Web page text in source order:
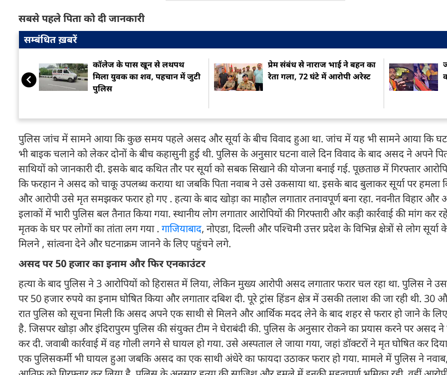
सबसे पहले पिता को दी जानकारी
सम्बंधित ख़बरें
कॉलेज के पास खून से लथपथ
मिला युवक का शव, पहचान में जुटी
पुलिस
प्रेम संबंध से नाराज भाई ने बहन का
रेता गला, 72 घंटे में आरोपी अरेस्ट
पुलिस जांच में सामने आया कि कुछ समय पहले असद और सूर्या के बीच विवाद हुआ था. जांच में यह भी सामने आया कि
भी बाइक चलाने को लेकर दोनों के बीच कहासुनी हुई थी. पुलिस के अनुसार घटना वाले दिन विवाद के बाद असद ने अपने
साथियों को जानकारी दी. इसके बाद कथित तौर पर सूर्या को सबक सिखाने की योजना बनाई गई. पूछताछ में गिरफ्तार
कि फरहान ने असद को चाकू उपलब्ध कराया था जबकि पिता नवाब ने उसे उकसाया था. इसके बाद बुलाकर सूर्या पर हमला
और आरोपी उसे मृत समझकर फरार हो गए . हत्या के बाद खोड़ा का माहौल लगातार तनावपूर्ण बना रहा. नवनीत विहार
इलाकों में भारी पुलिस बल तैनात किया गया. स्थानीय लोग लगातार आरोपियों की गिरफ्तारी और कड़ी कार्रवाई की मांग कर
मृतक के घर पर लोगों का तांता लग गया . गाजियाबाद, नोएडा, दिल्ली और पश्चिमी उत्तर प्रदेश के विभिन्न क्षेत्रों से लोग सूर्या
मिलने , सांत्वना देने और घटनाक्रम जानने के लिए पहुंचने लगे.
असद पर 50 हजार का इनाम और फिर एनकाउंटर
हत्या के बाद पुलिस ने 3 आरोपियों को हिरासत में लिया, लेकिन मुख्य आरोपी असद लगातार फरार चल रहा था. पुलिस ने
पर 50 हजार रुपये का इनाम घोषित किया और लगातार दबिश दी. पूरे ट्रांस हिंडन क्षेत्र में उसकी तलाश की जा रही थी. 30
रात पुलिस को सूचना मिली कि असद अपने एक साथी से मिलने और आर्थिक मदद लेने के बाद शहर से फरार हो जाने के
है. जिसपर खोड़ा और इंदिरापुरम पुलिस की संयुक्त टीम ने घेराबंदी की. पुलिस के अनुसार रोकने का प्रयास करने पर असद
कर दी. जवाबी कार्रवाई में वह गोली लगने से घायल हो गया. उसे अस्पताल ले जाया गया, जहां डॉक्टरों ने मृत घोषित कर
एक पुलिसकर्मी भी घायल हुआ जबकि असद का एक साथी अंधेरे का फायदा उठाकर फरार हो गया. मामले में पुलिस ने